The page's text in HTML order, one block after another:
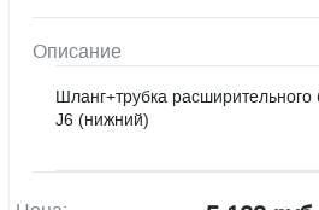
Описание
Шланг+трубка расширительного
J6 (нижний)